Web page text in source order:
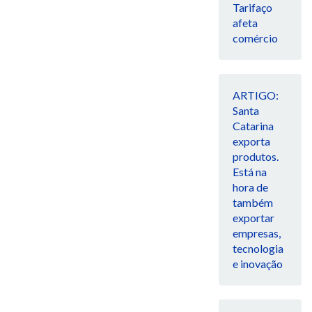
Tarifaço
afeta
comércio
ARTIGO:
Santa
Catarina
exporta
produtos.
Está na
hora de
também
exportar
empresas,
tecnologia
e inovação